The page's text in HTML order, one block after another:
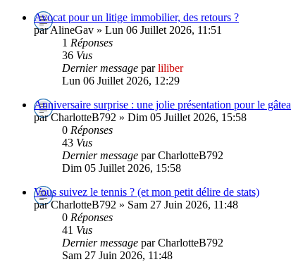
Avocat pour un litige immobilier, des retours ?
par AlineGav » Lun 06 Juillet 2026, 11:51
1 Réponses
36 Vus
Dernier message parliliber
Lun 06 Juillet 2026, 12:29
Anniversaire surprise : une jolie présentation pour le gâtea
par CharlotteB792 » Dim 05 Juillet 2026, 15:58
0 Réponses
43 Vus
Dernier message par CharlotteB792
Dim 05 Juillet 2026, 15:58
Vous suivez le tennis ? (et mon petit délire de stats)
par CharlotteB792 » Sam 27 Juin 2026, 11:48
0 Réponses
41 Vus
Dernier message par CharlotteB792
Sam 27 Juin 2026, 11:48